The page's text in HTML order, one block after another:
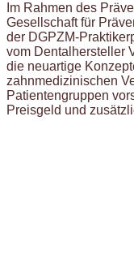
Im Rahmen des
Gesellschaft für
der DGPZM-
vom Dentalhersteller
die neuartige
zahnmedizinischen
Patientengruppen
Preisgeld und